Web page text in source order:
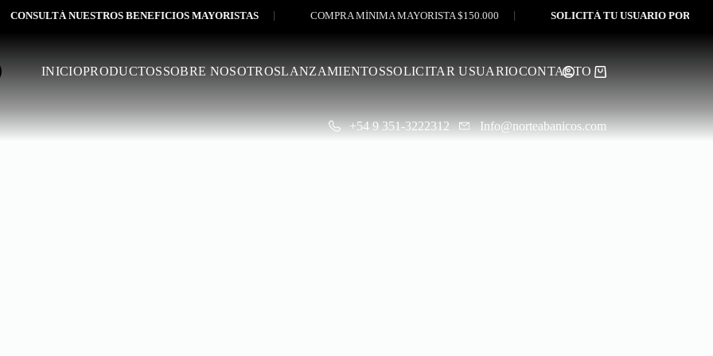
NUESTROS BENEFICIOS MAYORISTAS COMPRA MÍNIMA MAYORISTA $150.000 SOLICITÁ TU USUARIO POR
INICIOPRODUCTOSSOBRE NOSOTROSLANZAMIENTOSSOLICITAR USUARIOCONTACTO Shopping
+54 9 351-3222312 Info@norteabanicos.com